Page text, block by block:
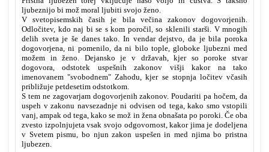
ljubeznijo bi mož moral ljubiti svojo ženo.
V svetopisemskih časih je bila večina zakonov dogovorjenih.
Odločitev, kdo naj bi se s kom poročil, so sklenili starši. V mnogih
delih sveta je še danes tako. In vendar dejstvo, da je bila poroka
dogovorjena, ni pomenilo, da ni bilo tople, globoke ljubezni med
možem in ženo. Dejansko je v državah, kjer so poroke stvar
dogovora, odstotek uspešnih zakonov višji kakor na tako
imenovanem "svobodnem" Zahodu, kjer se stopnja ločitev včasih
približuje petdesetim odstotkom.
S tem ne zagovarjam dogovorjenih zakonov. Poudariti pa hočem, da
uspeh v zakonu navsezadnje ni odvisen od tega, kako smo vstopili
vanj, ampak od tega, kako se mož in žena obnašata po poroki. Če oba
zvesto izpolnjujeta vsak svojo odgovornost, kakor jima je dodeljena
v Svetem pismu, bo njun zakon uspešen in med njima bo pristna
ljubezen.